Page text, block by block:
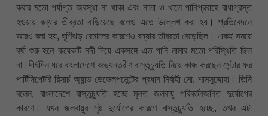
করার মতো পর্যাপ্ত অবস্থা না থাকা এবং নালা ও খালে পানিপ্রবাহে বাধাগ্রস্ত
হওয়ায় বন্যার তীব্রতা বাড়িয়েছে বলেও এতে উল্লেখ করা হয়। প্রতিবেদনে
আরও বলা হয়, ঘূর্ণিঝড় রেমালের কারণেও বন্যার তীব্রতা বেড়েছিল। একই সময়ে
বর্ষা শুরু হলে কয়েকটি নদী দিয়ে একসঙ্গে এত পানি নামার মতো পরিস্থিতি ছিল
না।দীর্ঘদিন ধরে বাংলাদেশে অভ্যন্তরীণ বাস্তুচ্যুতি নিয়ে কাজ করছেন সেন্টার ফর
পার্টিসিপেটরি রিসার্চ অ্যান্ড ডেভেলপমেন্টের প্রধান নির্বাহী মো. শামসুদ্দোহা। তিনি
বলেন, বাংলাদেশে বাস্তুচ্যুতি হচ্ছে মূলত জলবায়ু পরিবর্তনজনিত দুর্যোগের
কারণে। যখন জলবায়ুর সৃষ্ট দুর্যোগের কারণে বাস্তুচ্যুতি হচ্ছে, তখন এটা